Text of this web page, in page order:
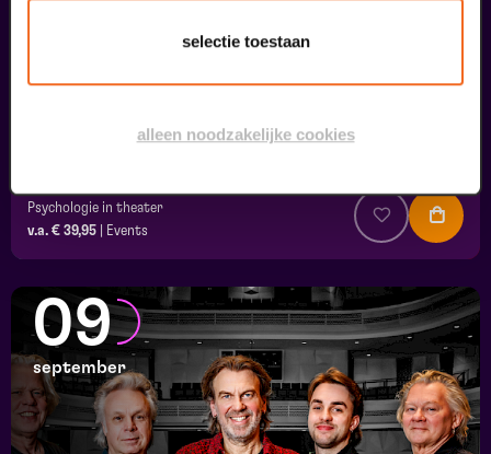
selectie toestaan
alleen noodzakelijke cookies
Psychologie in theater
v.a. € 39,95
Events
09
september